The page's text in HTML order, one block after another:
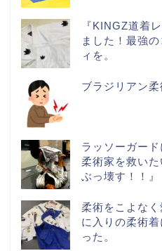
『KINGZ道着
ました！最強
ィを。
ブラジリアン
ラッソーガー
柔術家を救い
ぶっ壊す！！』
柔術をこよな
に入りの柔術
った。